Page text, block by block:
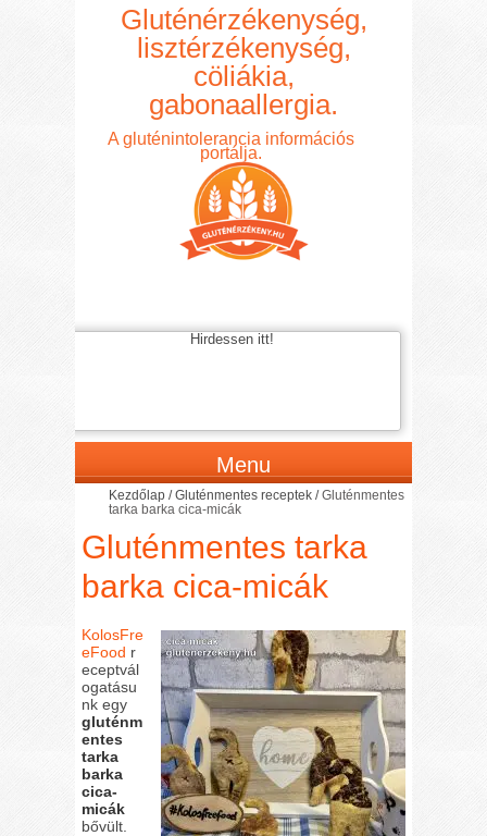
Gluténérzékenység,
lisztérzékenység,
cöliákia,
gabonaallergia.
A gluténintolerancia információs
portálja.
Hirdessen itt!
Menu
Kezdőlap /Gluténmentes receptek /Gluténmentes
tarka barka cica-micák
Gluténmentes tarka
barka cica-micák
KolosFre
eFood r
eceptvál
ogatásu
nk egy
gluténm
entes
tarka
barka
cica-
micák
bővült.